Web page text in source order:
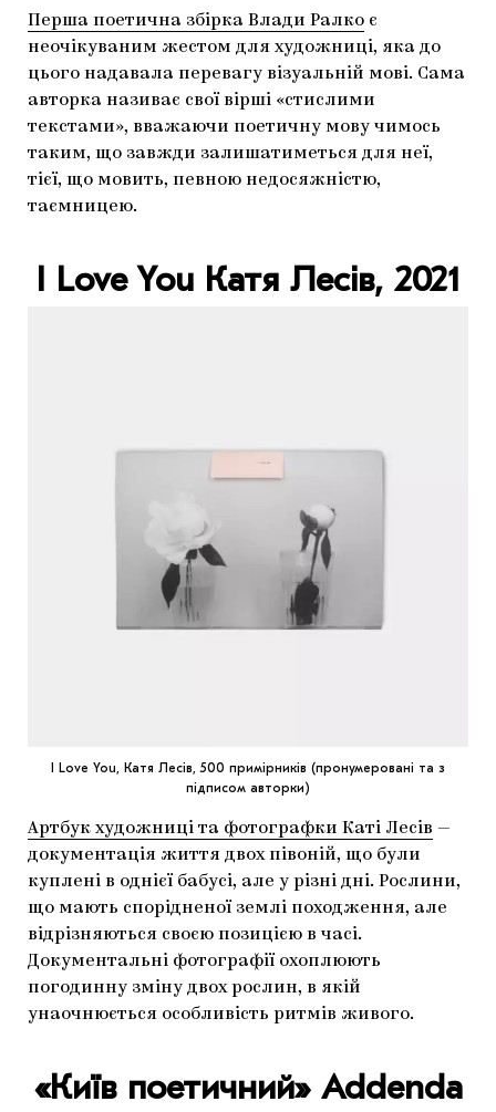
Перша поетична збірка Влади Ралко є
неочікуваним жестом для художниці, яка до
цього надавала перевагу візуальній мові. Сама
авторка називає свої вірші «стислими
текстами», вважаючи поетичну мову чимось
таким, що завжди залишатиметься для неї,
тієї, що мовить, певною недосяжністю,
таємницею.
I Love You Катя Лесів, 2021
I Love You, Катя Лесів, 500 примірників (пронумеровані та з
підписом авторки)
Артбук художниці та фотографки Каті Лесів —
документація життя двох півоній, що були
куплені в однієї бабусі, але у різні дні. Рослини,
що мають спорідненої землі походження, але
відрізняються своєю позицією в часі.
Документальні фотографії охоплюють
погодинну зміну двох рослин, в якій
унаочнюється особливість ритмів живого.
«Київ поетичний» Addenda